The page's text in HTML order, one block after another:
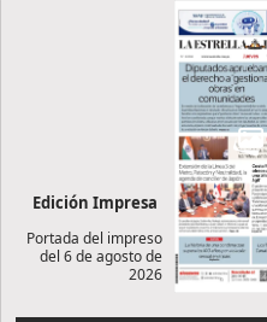
Edición Impresa
Portada del impreso
del 6 de agosto de
2026